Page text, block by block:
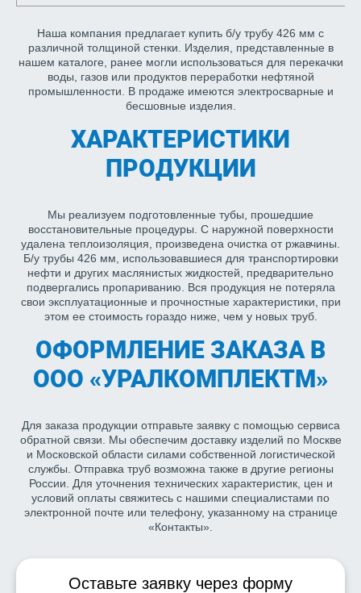
Наша компания предлагает купить б/у трубу 426 мм с
различной толщиной стенки. Изделия, представленные в
нашем каталоге, ранее могли использоваться для перекачки
воды, газов или продуктов переработки нефтяной
промышленности. В продаже имеются электросварные и
бесшовные изделия.
ХАРАКТЕРИСТИКИ
ПРОДУКЦИИ
Мы реализуем подготовленные тубы, прошедшие
восстановительные процедуры. С наружной поверхности
удалена теплоизоляция, произведена очистка от ржавчины.
Б/у трубы 426 мм, использовавшиеся для транспортировки
нефти и других маслянистых жидкостей, предварительно
подвергались пропариванию. Вся продукция не потеряла
свои эксплуатационные и прочностные характеристики, при
этом ее стоимость гораздо ниже, чем у новых труб.
ОФОРМЛЕНИЕ ЗАКАЗА В
ООО «УРАЛКОМПЛЕКТМ»
Для заказа продукции отправьте заявку с помощью сервиса
обратной связи. Мы обеспечим доставку изделий по Москве
и Московской области силами собственной логистической
службы. Отправка труб возможна также в другие регионы
России. Для уточнения технических характеристик, цен и
условий оплаты свяжитесь с нашими специалистами по
электронной почте или телефону, указанному на странице
«Контакты».
Оставьте заявку через форму